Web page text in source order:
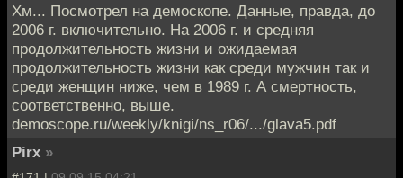
Хм... Посмотрел на демоскопе. Данные, правда, до
2006 г. включительно. На 2006 г. и средняя
продолжительность жизни и ожидаемая
продолжительность жизни как среди мужчин так и
среди женщин ниже, чем в 1989 г. А смертность,
соответственно, выше.
demoscope.ru/weekly/knigi/ns_r06/.../glava5.pdf
Pirx »